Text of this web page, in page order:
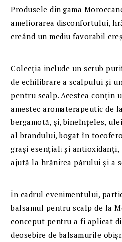
Produsele din gama
ameliorarea disconfortului,
creând un mediu favorabil
Colecția include un scrub
de echilibrare a scalpului și
pentru scalp. Acestea conțin
amestec aromaterapeutic de
bergamotă, și, bineînțeles,
al brandului, bogat în
grași esențiali și antioxidanți,
ajută la hrănirea părului și a
În cadrul evenimentului,
balsamul pentru scalp de la
conceput pentru a fi aplicat
deosebire de balsamurile